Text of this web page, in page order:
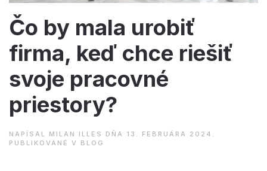
Čo by mala urobiť
firma, keď chce riešiť
svoje pracovné
priestory?
NAPÍSAL MILAN ILLES DŇA 13. FEBRUÁRA 2024
PUBLIKOVANÉ V BLOG